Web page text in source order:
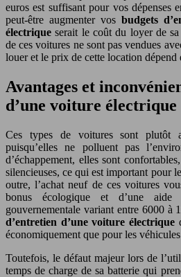
euros est suffisant pour vos dépenses
peut-être augmenter vos budgets
électrique serait le coût du loyer de
de ces voitures ne sont pas vendues
louer et le prix de cette location dépend
Avantages et
d’une voiture électrique
Ces types de voitures sont plutôt
puisqu’elles ne polluent pas
d’échappement, elles sont
silencieuses, ce qui est important pour
outre, l’achat neuf de ces voitures
bonus écologique et d’une aide
gouvernementale variant entre 6000 à
d’entretien d’une voiture électrique
économiquement que pour les
Toutefois, le défaut majeur lors de
temps de charge de sa batterie qui